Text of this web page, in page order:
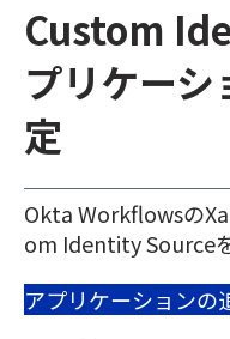
Custom
プリケー
定
Okta Workflowsの
om Identity Source
アプリケーションの